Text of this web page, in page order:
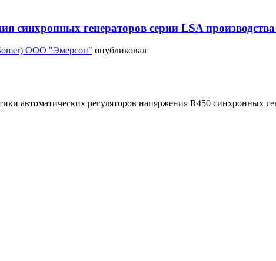
синхронных генераторов серии LSA
ООО "Эмерсон" опубликовал
автоматических регуляторов напяржения R450 синхронных